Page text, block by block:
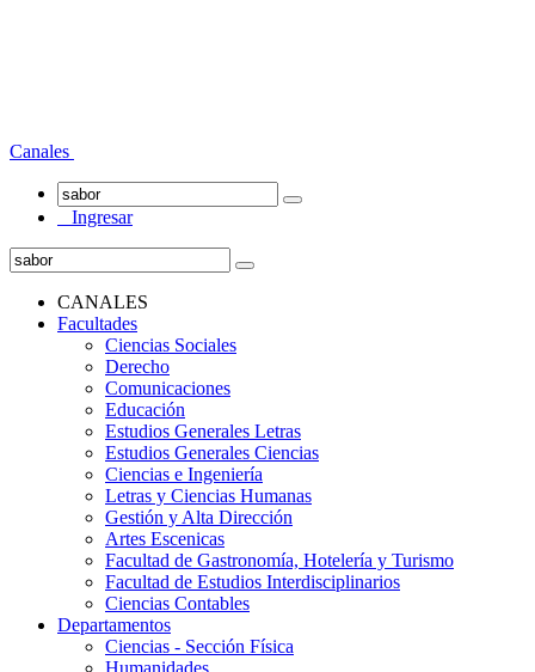
Canales
Ingresar
CANALES
Facultades
Ciencias Sociales
Derecho
Comunicaciones
Educación
Estudios Generales Letras
Estudios Generales Ciencias
Ciencias e Ingeniería
Letras y Ciencias Humanas
Gestión y Alta Dirección
Artes Escenicas
Facultad de Gastronomía, Hotelería y Turismo
Facultad de Estudios Interdisciplinarios
Ciencias Contables
Departamentos
Ciencias - Sección Física
Humanidades